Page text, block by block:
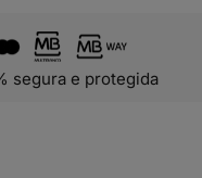
segura e protegida